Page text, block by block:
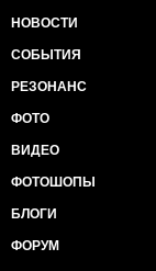
НОВОСТИ
СОБЫТИЯ
РЕЗОНАНС
ФОТО
ВИДЕО
ФОТОШОПЫ
БЛОГИ
ФОРУМ